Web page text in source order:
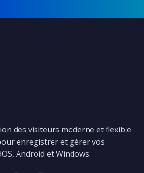
des visiteurs moderne et flexible
enregistrer et gérer vos
Android et Windows.